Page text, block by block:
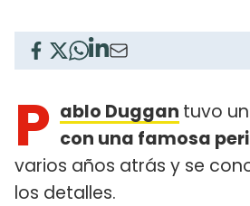
P ablo Duggan tuvo
con una famosa
varios años atrás y se
los detalles.